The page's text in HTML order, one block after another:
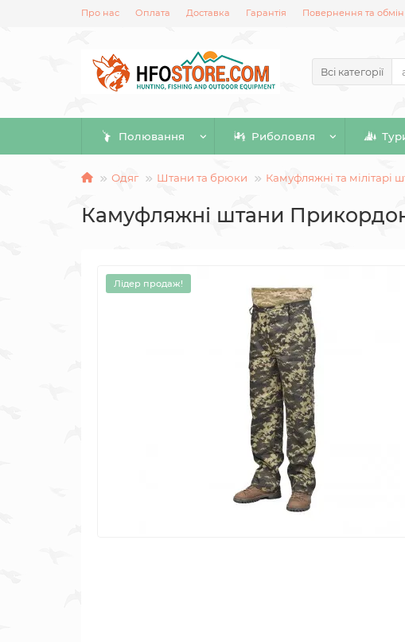
Про нас Оплата Доставка Гарантія Повернення та обмін
Всі категорії
Полювання Риболовля
Одяг Штани та брюки Камуфляжні та мілітарі
Камуфляжні штани
Лідер продаж!